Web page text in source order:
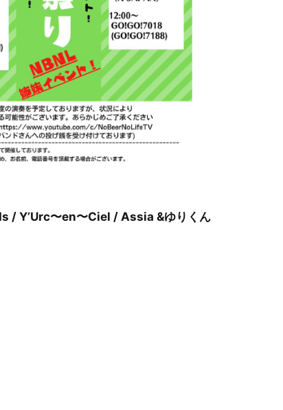
/ Y’Urc〜en〜Ciel / Assia &ゆりくん